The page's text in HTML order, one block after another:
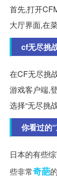
首先,打开
大厅界面,在
cf无尽挑
在CF无尽挑
游戏客户端,
选择“无尽挑
你看过的
日本的有些
些非常奇葩